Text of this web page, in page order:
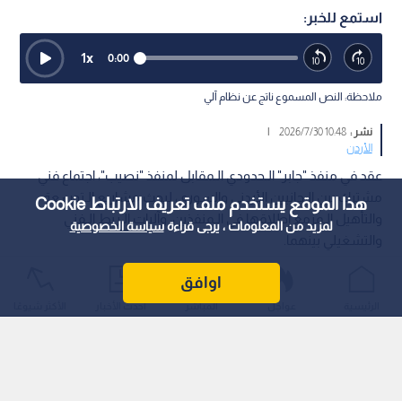
هذا الموقع يستخدم ملف تعريف الارتباط Cookie
لمزيد من المعلومات ، يرجى قراءةسياسة الخصوصية
اوافق
استمع للخبر:
0:00
1x
ملاحظة: النص المسموع ناتج عن نظام آلي
نشر :10:48 2026/7/30
|
الأردن
عقد في منفذ "جابر" الـحدودي الـمقابل لمنفذ "نصيب"، اجتماع فني
مشترك بين الـجانبين الأردني والسوري، لبحث مشاريع الـتوسعة
والتأهيل الـمزمع إطلاقها في الـمنفذين، وآليات الـربط الـفني
عواجل المباشر أحدث الأخبار